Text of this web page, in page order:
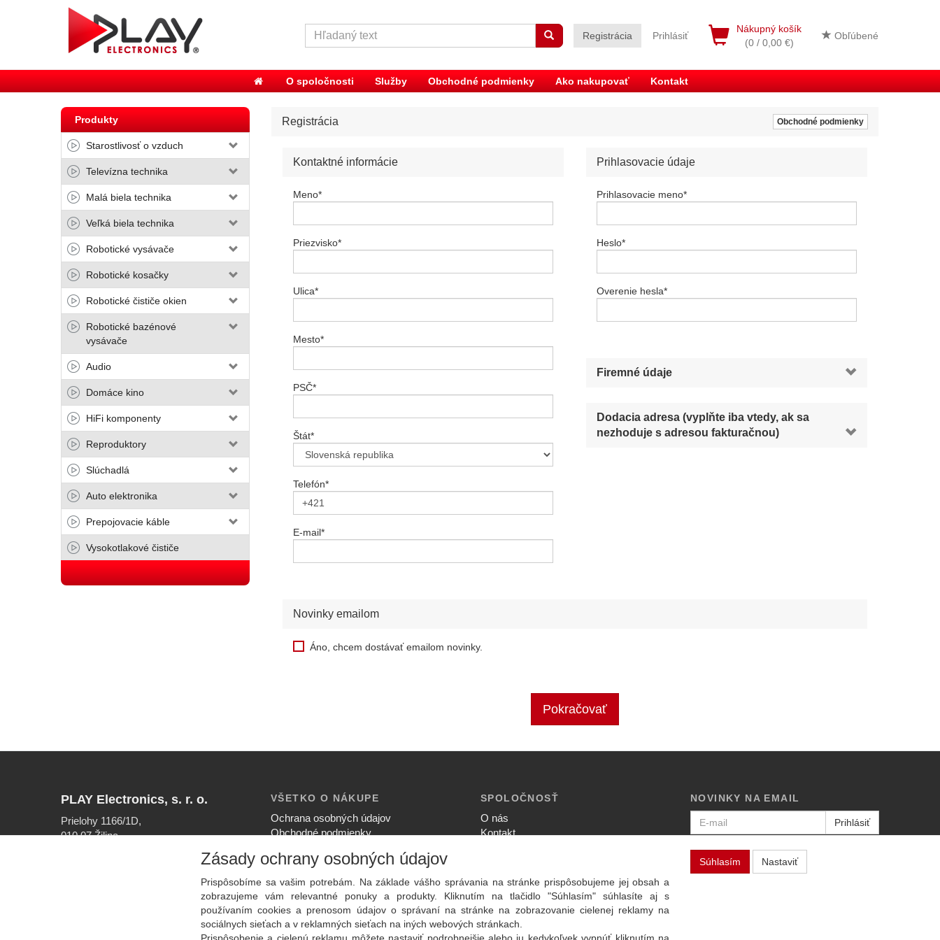
Nákupný košík
(0 / 0,00 €)
Obľúbené
Registrácia Prihlásiť
O spoločnosti Služby Obchodné podmienky Ako nakupovať Kontakt
Produkty
Starostlivosť o vzduch
Televízna technika
Malá biela technika
Veľká biela technika
Robotické vysávače
Robotické kosačky
Robotické čističe okien
Robotické bazénové
vysávače
Audio
Domáce kino
HiFi komponenty
Reproduktory
Slúchadlá
Auto elektronika
Prepojovacie káble
Vysokotlakové čističe
Registrácia Obchodné podmienky
Kontaktné informácie
Meno*
Priezvisko*
Ulica*
Mesto*
PSČ*
Štát*
Telefón*
E-mail*
Prihlasovacie údaje
Prihlasovacie meno*
Heslo*
Overenie hesla*
Firemné údaje
Dodacia adresa (vyplňte iba vtedy, ak sa
nezhoduje s adresou fakturačnou)
Novinky emailom
Áno, chcem dostávať emailom novinky.
Pokračovať
PLAY Electronics, s. r. o.
Prielohy 1166/1D,
010 07 Žilina
VŠETKO O NÁKUPE
Ochrana osobných údajov
Obchodné podmienky
Ako nakupovať
Reklamačný poriadok
SPOLOČNOSŤ
O nás
Kontakt
NOVINKY NA EMAIL
Prihlásiť
Zásady ochrany osobných údajov
Prispôsobíme sa vašim potrebám. Na základe vášho správania na stránke prispôsobujeme jej obsah a
zobrazujeme vám relevantné ponuky a produkty. Kliknutím na tlačidlo "Súhlasím" súhlasíte aj s
používaním cookies a prenosom údajov o správaní na stránke na zobrazovanie cielenej reklamy na
sociálnych sieťach a v reklamných sieťach na iných webových stránkach.
Súhlasím Nastaviť